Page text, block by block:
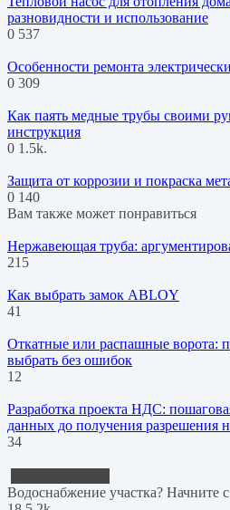
разновидности и использование
0 537
Особенности ремонта
0 309
Как паять медные трубы своими
инструкция
0 1.5k.
Защита от коррозии и покраска
0 140
Вам также может понравиться
Нержавеющая труба:
215
Как выбрать замок ABLOY
41
Откатные или распашные ворота:
выбрать без ошибок
12
Разработка проекта НДС:
данных до получения разрешения
34
Водоснабжение участка? Начните